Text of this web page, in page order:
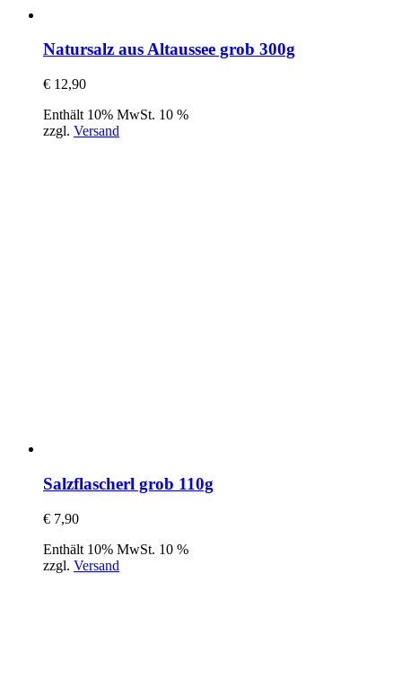
Natursalz aus Altaussee grob 300g
€ 12,90
Enthält 10% MwSt. 10 %
zzgl. Versand
Salzflascherl grob 110g
€ 7,90
Enthält 10% MwSt. 10 %
zzgl. Versand